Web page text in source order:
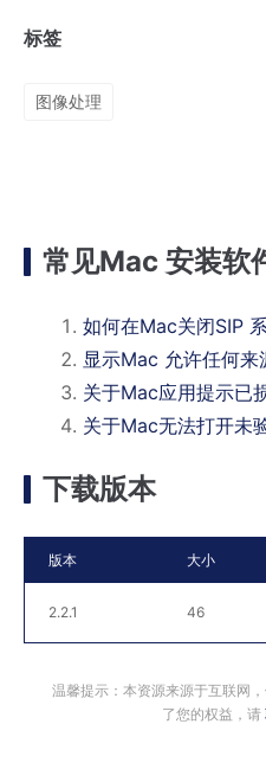
标签
图像处理
常见Mac 安装软
如何在Mac关闭SIP
显示Mac 允许任何
关于Mac应用提示已
关于Mac无法打开未
下载版本
版本 大小
2.2.1 46
温馨提示：本资源来源于互联网
了您的权益，请